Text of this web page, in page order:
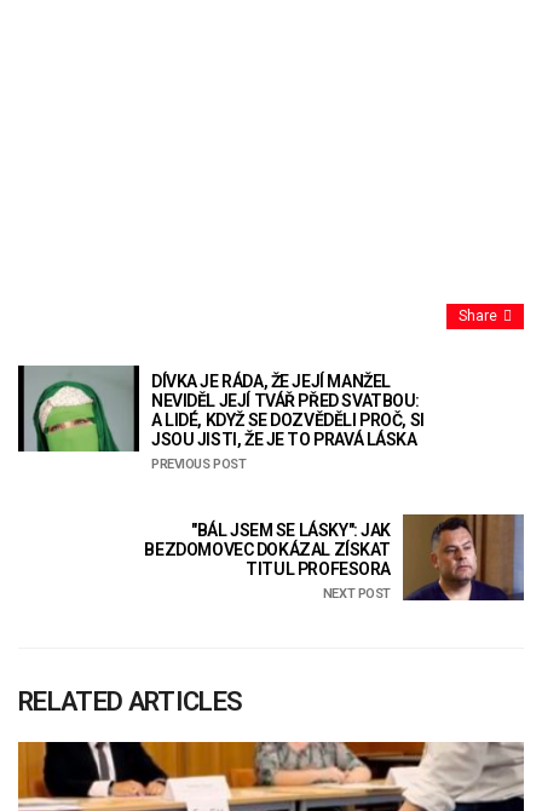
Share
DÍVKA JE RÁDA, ŽE JEJÍ MANŽEL
NEVIDĚL JEJÍ TVÁŘ PŘED SVATBOU:
A LIDÉ, KDYŽ SE DOZVĚDĚLI PROČ, SI
JSOU JISTI, ŽE JE TO PRAVÁ LÁSKA
PREVIOUS POST
"BÁL JSEM SE LÁSKY": JAK
BEZDOMOVEC DOKÁZAL ZÍSKAT
TITUL PROFESORA
NEXT POST
RELATED ARTICLES